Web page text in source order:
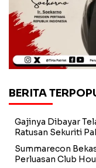
BERITA
Gajinya Dibayar
Ratusan Sekuriti
Summarecon
Perluasan Club